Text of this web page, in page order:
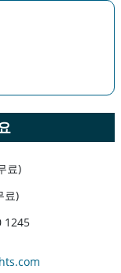
료)
료)
1245